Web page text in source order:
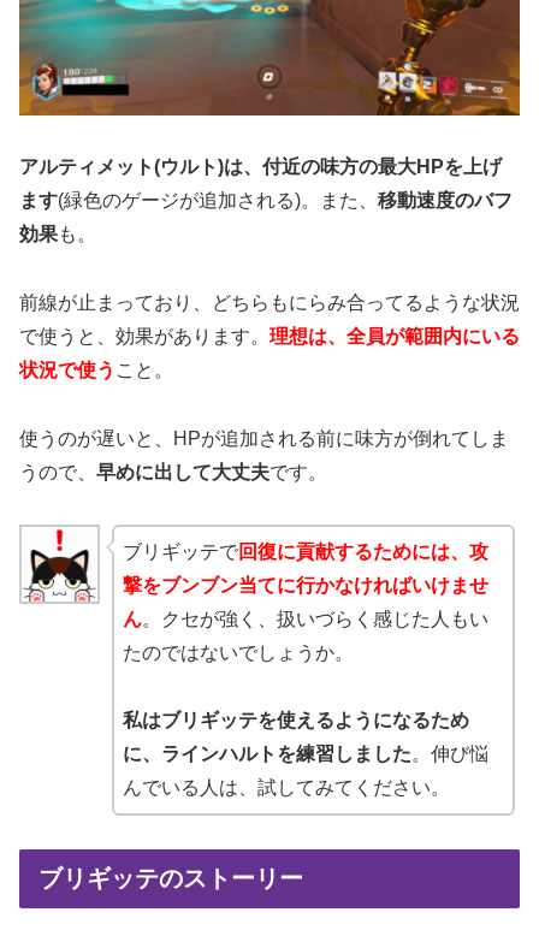
アルティメット(ウルト)は、付近の味方の最大HPを上げ
ます(緑色のゲージが追加される)。また、 移動速度のバフ
効果も。
前線が止まっており、どちらもにらみ合ってるような状況
で使うと、効果があります。 理想は、全員が範囲内にいる
状況で使う こと。
使うのが遅いと、HPが追加される前に味方が倒れてしま
うので、 早めに出して大丈夫です。
ブリギッテで回復に貢献するためには、攻
撃をブンブン当てに行かなければいけませ
ん。クセが強く、扱いづらく感じた人もい
たのではないでしょうか。
私はブリギッテを使えるようになるため
に、ラインハルトを練習しました。伸び悩
んでいる人は、試してみてください。
ブリギッテのストーリー